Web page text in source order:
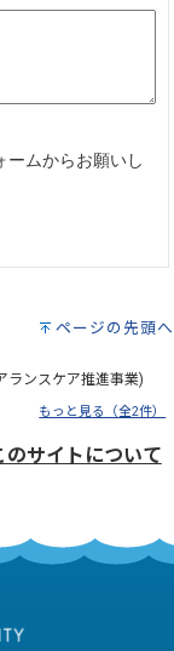
ページの先頭へ
ランスケア推進事業)
もっと見る（全2件）
サイトについて